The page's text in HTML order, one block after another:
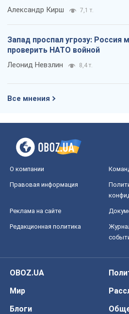
Александр Кирш 7,1 т.
Запад проспал угрозу: Россия
проверить НАТО войной
Леонид Невзлин 8,4 т.
Все мнения
О компании
Правовая информация
Реклама на сайте
Редакционная политика
OBOZ.UA
Мир
Блоги